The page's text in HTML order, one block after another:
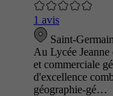
1 avis
Saint-
Au Lycée
et commerciale
d'excellence
géographie-gé…